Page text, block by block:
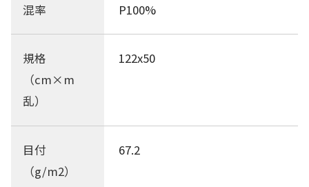
混率 P100%
規格
（cm×m
乱）
122x50
目付
（g/m2）
67.2